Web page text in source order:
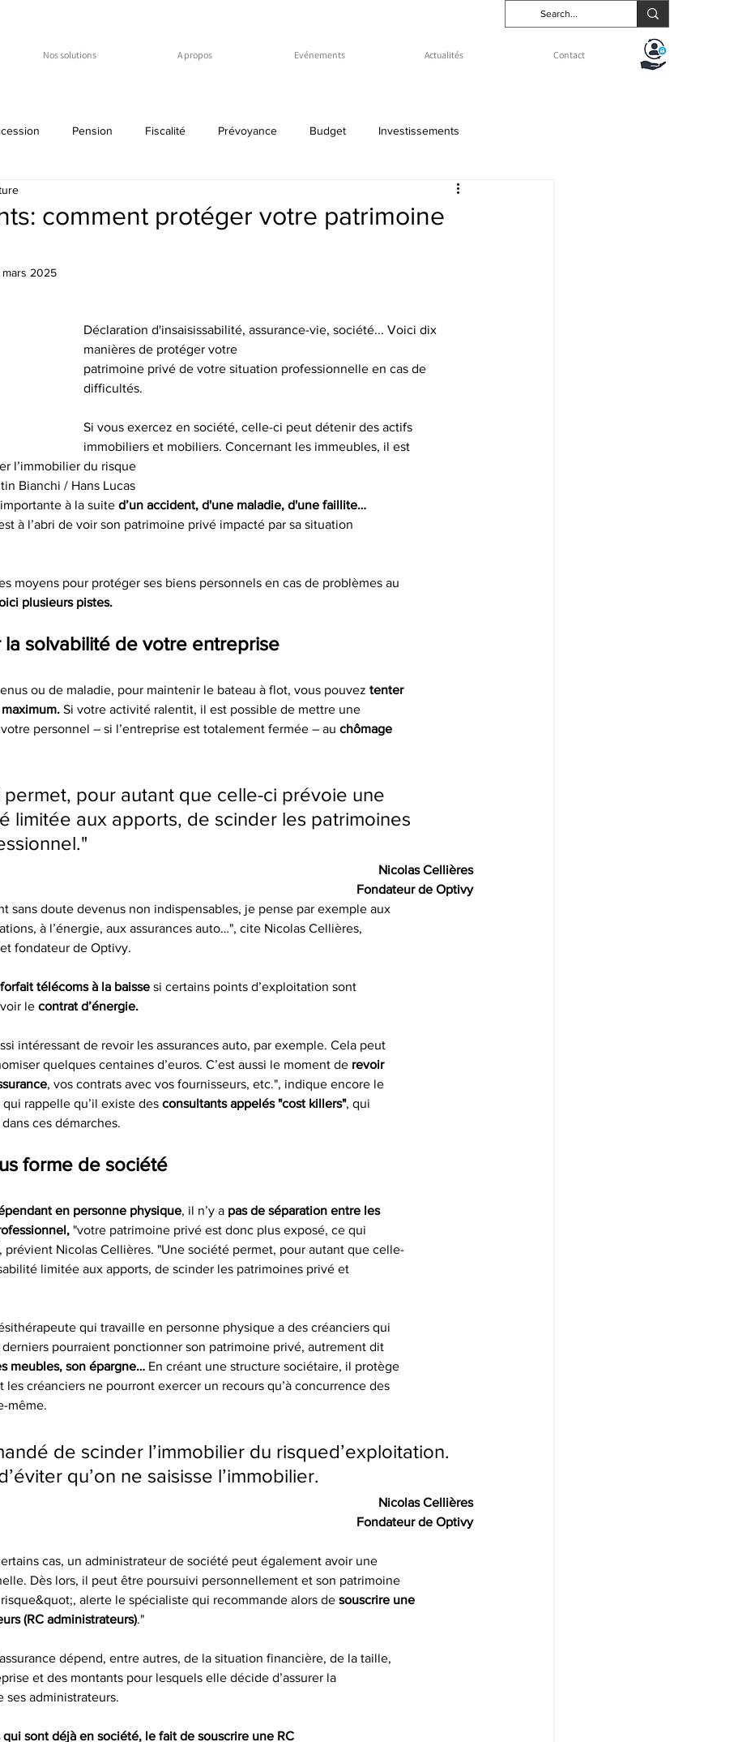
Nos solutions A propos Evénements Actualités Contact
Pension Fiscalité Prévoyance Budget Investissements
comment protéger votre patrimoine
mars 2025
Déclaration d'insaisissabilité, assurance-vie, société... Voici dix
manières de protéger votre
patrimoine privé de votre situation professionnelle en cas de
difficultés.
Si vous exercez en société, celle-ci peut détenir des actifs
immobiliers et mobiliers. Concernant les immeubles, il est
l’immobilier du risque
Bianchi / Hans Lucas
à la suite d’un accident, d'une maladie, d'une faillite…
à l’abri de voir son patrimoine privé impacté par sa situation
moyens pour protéger ses biens personnels en cas de problèmes au
plusieurs pistes.
la solvabilité de votre entreprise
ou de maladie, pour maintenir le bateau à flot, vous pouvez tenter
Si votre activité ralentit, il est possible de mettre une
personnel – si l’entreprise est totalement fermée – au chômage
pour autant que celle-ci prévoie une
limitée aux apports, de scinder les patrimoines
Nicolas Cellières
Fondateur de Optivy
sans doute devenus non indispensables, je pense par exemple aux
à l’énergie, aux assurances auto…", cite Nicolas Cellières,
fondateur de Optivy.
télécoms à la baisse si certains points d’exploitation sont
le contrat d’énergie.
intéressant de revoir les assurances auto, par exemple. Cela peut
quelques centaines d’euros. C’est aussi le moment de revoir
, vos contrats avec vos fournisseurs, etc.", indique encore le
rappelle qu’il existe des consultants appelés "cost killers", qui
ces démarches.
forme de société
en personne physique, il n’y a pas de séparation entre les
"votre patrimoine privé est donc plus exposé, ce qui
prévient Nicolas Cellières. "Une société permet, pour autant que celle-
limitée aux apports, de scinder les patrimoines privé et
qui travaille en personne physique a des créanciers qui
pourraient ponctionner son patrimoine privé, autrement dit
meubles, son épargne… En créant une structure sociétaire, il protège
les créanciers ne pourront exercer un recours qu’à concurrence des
même.
de scinder l’immobilier du risqued’exploitation.
qu’on ne saisisse l’immobilier.
Nicolas Cellières
Fondateur de Optivy
cas, un administrateur de société peut également avoir une
Dès lors, il peut être poursuivi personnellement et son patrimoine
alerte le spécialiste qui recommande alors de souscrire une
(RC administrateurs)."
dépend, entre autres, de la situation financière, de la taille,
et des montants pour lesquels elle décide d’assurer la
ses administrateurs.
sont déjà en société, le fait de souscrire une RC